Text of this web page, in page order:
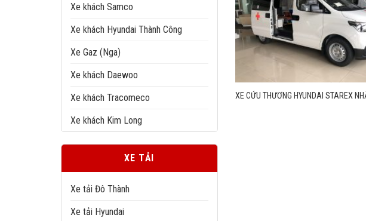
Xe khách Samco
Xe khách Hyundai Thành Công
Xe Gaz (Nga)
Xe khách Daewoo
Xe khách Tracomeco
Xe khách Kim Long
XE TẢI
Xe tải Đô Thành
Xe tải Hyundai
XE CỨU THƯƠNG HYUNDAI STAREX